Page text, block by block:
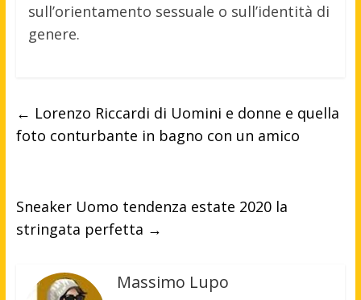
sull’orientamento sessuale o sull’identità di
genere.
← Lorenzo Riccardi di Uomini e donne e quella
foto conturbante in bagno con un amico
Sneaker Uomo tendenza estate 2020 la
stringata perfetta →
Massimo Lupo